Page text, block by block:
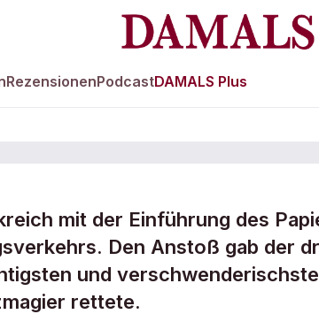
RezensionenPodcastDAMALS Plus
mit der Einführung des
Den Anstoß gab der
und
rettete.